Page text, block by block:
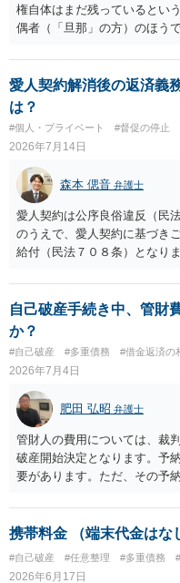
権自体はまだ残っているとい
偶者（「旦那」の方）のほう
援用という方法も取れる可能
談にいくように説得されては
せない事情もあるかもしれな
いかもしれません。 配偶者の
務を相談者様が相続するとい
てからの方法もありますが）
て相談にいくようにお話して
愛人契約解消後の返済義
は？
#個人・プライベート #督促の停止
2026年7月14日
森本 偲音 弁護士
愛人契約は公序良俗違反（民
のうえで、愛人契約に基づき
給付（民法７０８条）となり
自己破産手続き中、管財
か？
#自己破産 #多重債務 #借金返済の
2026年7月4日
肥田 弘昭 弁護士
管財人の費用については、裁
破産開始決定となります。予
要があります。ただ、その予
参考にしてください。
携帯料金 （端末代金はな
#自己破産 #任意整理 #多重債務
2026年6月17日